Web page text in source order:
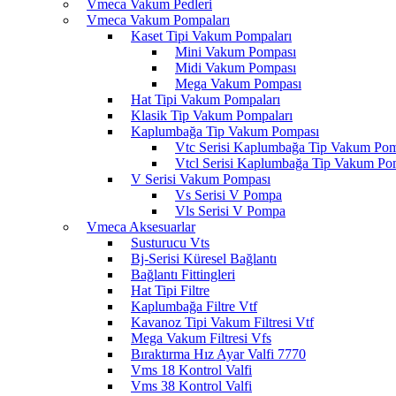
Vmeca Vakum Pedleri
Vmeca Vakum Pompaları
Kaset Tipi Vakum Pompaları
Mini Vakum Pompası
Midi Vakum Pompası
Mega Vakum Pompası
Hat Tipi Vakum Pompaları
Klasik Tip Vakum Pompaları
Kaplumbağa Tip Vakum Pompası
Vtc Serisi Kaplumbağa Tip Vakum
Vtcl Serisi Kaplumbağa Tip Vakum
V Serisi Vakum Pompası
Vs Serisi V Pompa
Vls Serisi V Pompa
Vmeca Aksesuarlar
Susturucu Vts
Bj-Serisi Küresel Bağlantı
Bağlantı Fittingleri
Hat Tipi Filtre
Kaplumbağa Filtre Vtf
Kavanoz Tipi Vakum Filtresi Vtf
Mega Vakum Filtresi Vfs
Bıraktırma Hız Ayar Valfi 7770
Vms 18 Kontrol Valfi
Vms 38 Kontrol Valfi